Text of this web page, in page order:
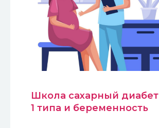
Школа сахарный диабет
1 типа и беременность